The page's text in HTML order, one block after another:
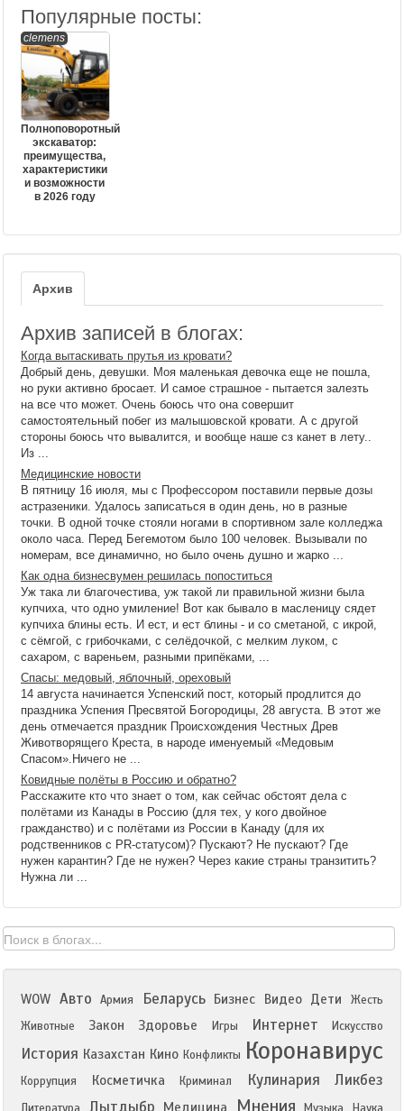
Популярные посты:
clemens
Полноповоротный
экскаватор:
преимущества,
характеристики
и возможности
в 2026 году
Архив
Архив записей в блогах:
Когда вытаскивать прутья из кровати?
Добрый день, девушки. Моя маленькая девочка еще не пошла,
но руки активно бросает. И самое страшное - пытается залезть
на все что может. Очень боюсь что она совершит
самостоятельный побег из малышовской кровати. А с другой
стороны боюсь что вывалится, и вообще наше сз канет в лету..
Из ...
Медицинские новости
В пятницу 16 июля, мы с Профессором поставили первые дозы
астразеники. Удалось записаться в один день, но в разные
точки. В одной точке стояли ногами в спортивном зале колледжа
около часа. Перед Бегемотом было 100 человек. Вызывали по
номерам, все динамично, но было очень душно и жарко ...
Как одна бизнесвумен решилась попоститься
Уж така ли благочестива, уж такой ли правильной жизни была
купчиха, что одно умиление! Вот как бывало в масленицу сядет
купчиха блины есть. И ест, и ест блины - и со сметаной, с икрой,
с сёмгой, с грибочками, с селёдочкой, с мелким луком, с
сахаром, с вареньем, разными припёками, ...
Спасы: медовый, яблочный, ореховый
14 августа начинается Успенский пост, который продлится до
праздника Успения Пресвятой Богородицы, 28 августа. В этот же
день отмечается праздник Происхождения Честных Древ
Животворящего Креста, в народе именуемый «Медовым
Спасом».Ничего не ...
Ковидные полёты в Россию и обратно?
Расскажите кто что знает о том, как сейчас обстоят дела с
полётами из Канады в Россию (для тех, у кого двойное
гражданство) и с полётами из России в Канаду (для их
родственников с PR-статусом)? Пускают? Не пускают? Где
нужен карантин? Где не нужен? Через какие страны транзитить?
Нужна ли ...
WOW Авто Армия Беларусь Бизнес Видео Дети
Жесть
Животные
Закон Здоровье Игры Интернет Искусство
История Казахстан Кино Конфликты Коронавирус
Коррупция Косметичка Криминал Кулинария Ликбез
Лытдыбр Медицина Мнения